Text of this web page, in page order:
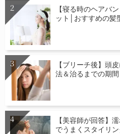
【寝る時のヘアバ
ット│おすすめの髪
【ブリーチ後】頭
法＆治るまでの期間
【美容師が回答】
でうまくスタイリ